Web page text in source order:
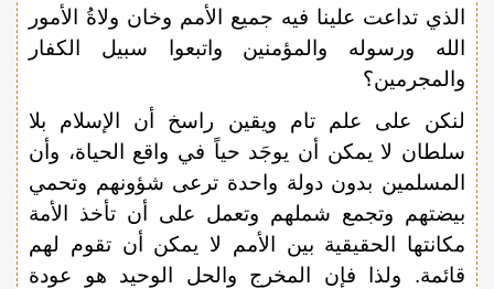
الذي تداعت علينا فيه جميع الأمم وخان ولاةُ الأمور
الله ورسوله والمؤمنين واتبعوا سبيل الكفار
والمجرمين؟
لنكن على علم تام ويقين راسخ أن الإسلام بلا
سلطان لا يمكن أن يوجَد حياً في واقع الحياة، وأن
المسلمين بدون دولة واحدة ترعى شؤونهم وتحمي
بيضتهم وتجمع شملهم وتعمل على أن تأخذ الأمة
مكانتها الحقيقية بين الأمم لا يمكن أن تقوم لهم
قائمة. ولذا فإن المخرج والحل الوحيد هو عودة